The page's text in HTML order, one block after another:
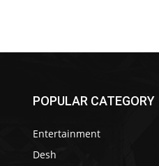
POPULAR CATEGORY
Entertainment
Desh